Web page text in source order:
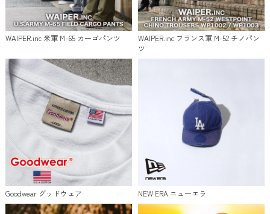
WAIPER.inc 米軍 M-65 カーゴパンツ
WAIPER.inc フランス軍 M-52 チノパン
ツ
Goodwear グッドウェア NEW ERA ニューエラ